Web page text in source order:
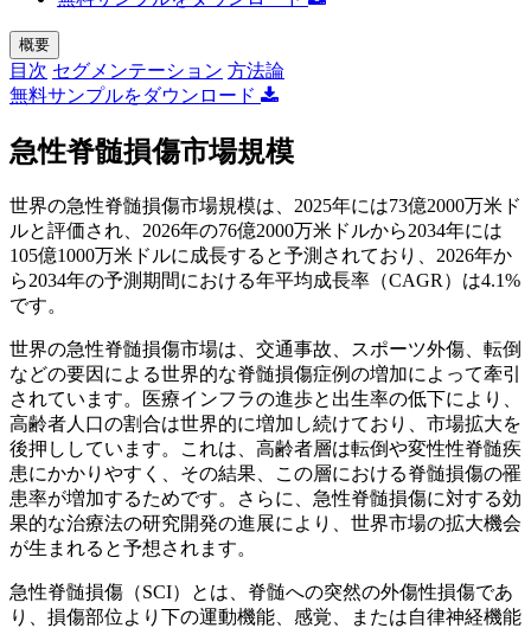
概要
目次 セグメンテーション 方法論
無料サンプルをダウンロード
急性脊髄損傷市場規模
世界の急性脊髄損傷市場規模は、2025年には73億2000万米ド
ルと評価され、2026年の76億2000万米ドルから2034年には
105億1000万米ドルに成長すると予測されており、2026年か
ら2034年の予測期間における年平均成長率（CAGR）は4.1%
です。
世界の急性脊髄損傷市場は、交通事故、スポーツ外傷、転倒
などの要因による世界的な脊髄損傷症例の増加によって牽引
されています。医療インフラの進歩と出生率の低下により、
高齢者人口の割合は世界的に増加し続けており、市場拡大を
後押ししています。これは、高齢者層は転倒や変性性脊髄疾
患にかかりやすく、その結果、この層における脊髄損傷の罹
患率が増加するためです。さらに、急性脊髄損傷に対する効
果的な治療法の研究開発の進展により、世界市場の拡大機会
が生まれると予想されます。
急性脊髄損傷（SCI）とは、脊髄への突然の外傷性損傷であ
り、損傷部位より下の運動機能、感覚、または自律神経機能